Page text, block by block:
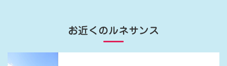
お近くのルネサンス